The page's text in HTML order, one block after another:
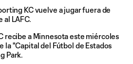
KC vuelve a jugar fuera de
al LAFC.
recibe a Minnesota este miércoles
la "Capital del Fútbol de Estados
Park.